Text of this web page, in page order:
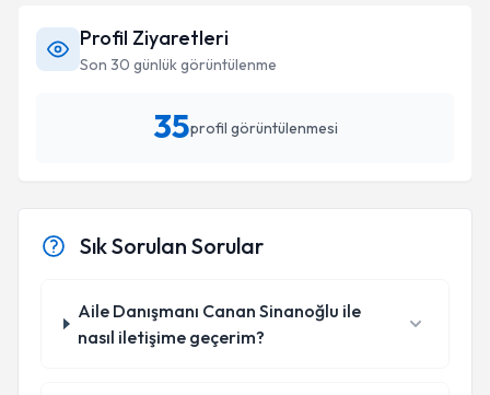
Profil Ziyaretleri
Son 30 günlük görüntülenme
35profil görüntülenmesi
Sık Sorulan Sorular
Aile Danışmanı Canan Sinanoğlu ile
nasıl iletişime geçerim?